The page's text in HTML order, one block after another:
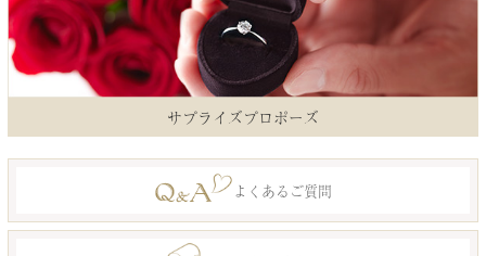
サプライズプロポーズ
よくあるご質問